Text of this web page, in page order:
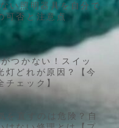
い照明器具を自分で
可否と注意点
つかない！スイッ
灯どれが原因？【今
チェック】
を直すのは危険？自